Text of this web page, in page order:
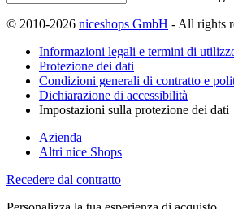
© 2010-2026 niceshops GmbH - All rights
Informazioni legali e termini di
Protezione dei dati
Condizioni generali di contratto e
Dichiarazione di accessibilità
Impostazioni sulla protezione dei dati
Azienda
Altri nice Shops
Recedere dal contratto